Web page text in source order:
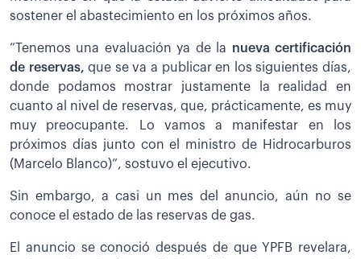
sostener el abastecimiento en los próximos años.
”Tenemos una evaluación ya de la nueva certificación
de reservas, que se va a publicar en los siguientes días,
donde podamos mostrar justamente la realidad en
cuanto al nivel de reservas, que, prácticamente, es muy
muy preocupante. Lo vamos a manifestar en los
próximos días junto con el ministro de Hidrocarburos
(Marcelo Blanco)”, sostuvo el ejecutivo.
Sin embargo, a casi un mes del anuncio, aún no se
conoce el estado de las reservas de gas.
El anuncio se conoció después de que YPFB revelara,